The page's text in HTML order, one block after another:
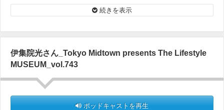
※バラカンさんと武田さんのツーショットを撮り忘れました。
代わりに柴田アナと武田さんの近刊『べつに怒ってない』の２シ
続きを表示
伊集院光さん_Tokyo Midtown presents The Lifestyle
MUSEUM_vol.743
ポッドキャストを再生